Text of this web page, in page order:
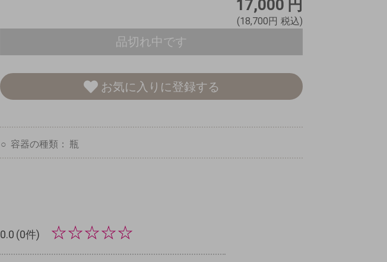
17,000 円
(18,700円 税込)
品切れ中です
お気に入りに登録する
容器の種類： 瓶
0.0 (0件) ☆☆☆☆☆